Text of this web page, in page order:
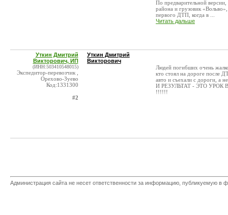
По предварительной
района и грузовик
первого ДТП, когда в ...
Читать дальше
Уткин Дмитрий
Викторович, ИП
(ИНН:503410548015)
Экспедитор-перевозчик ,
Орехово-Зуево
Код:1331300
#2
Уткин Дмитрий
Викторович
Людей погибших очень
кто стоял на дороге после
авто и съехали с дороги, а
И РЕЗУЛЬТАТ - ЭТО
!!!!!!
Администрация сайта не несет ответственности за информацию, публикуемую